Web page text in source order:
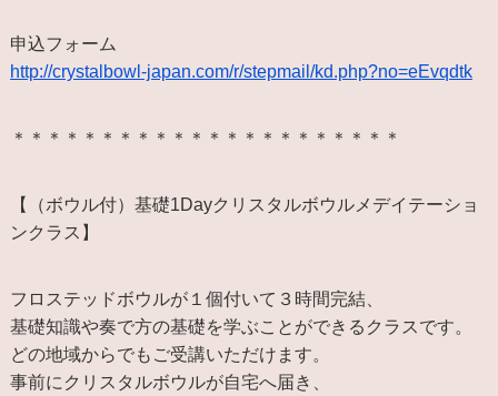
申込フォーム
http://crystalbowl-japan.com/r/stepmail/kd.php?no=eEvqdtk
＊＊＊＊＊＊＊＊＊＊＊＊＊＊＊＊＊＊＊＊＊＊
【（ボウル付）基礎1Dayクリスタルボウルメデイテーショ
ンクラス】
フロステッドボウルが１個付いて３時間完結、
基礎知識や奏で方の基礎を学ぶことができるクラスです。
どの地域からでもご受講いただけます。
事前にクリスタルボウルが自宅へ届き、